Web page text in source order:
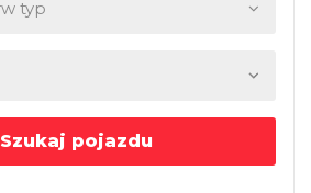
Szukaj pojazdu